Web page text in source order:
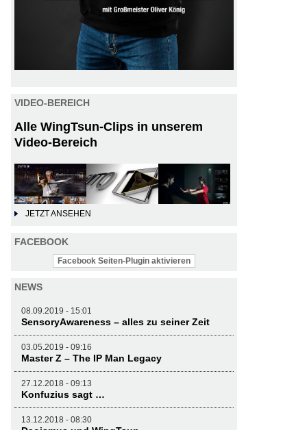
VIDEO-BEREICH
Alle WingTsun-Clips in unserem
Video-Bereich
JETZT ANSEHEN
FACEBOOK
Facebook Seiten-Plugin aktivieren
NEWS
08.09.2019 - 15:01
SensoryAwareness – alles zu seiner Zeit
03.05.2019 - 09:16
Master Z – The IP Man Legacy
27.12.2018 - 09:13
Konfuzius sagt …
13.12.2018 - 08:30